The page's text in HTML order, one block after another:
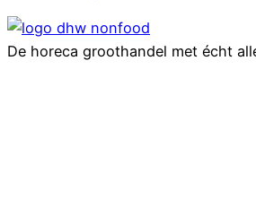
De horeca groothandel met écht